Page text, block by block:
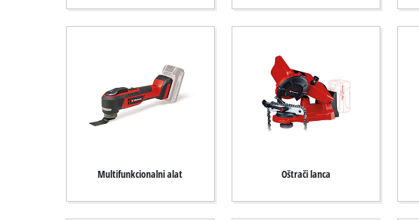
Multifunkcionalni alat Oštrači lanca